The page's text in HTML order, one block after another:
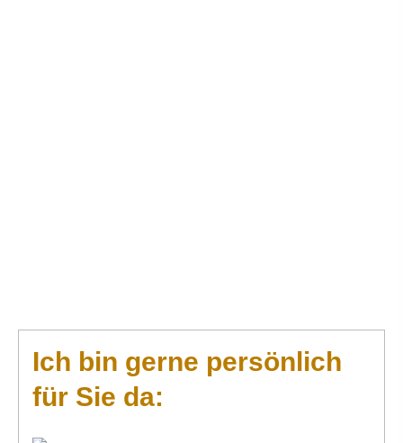
Ich bin gerne persönlich
für Sie da: